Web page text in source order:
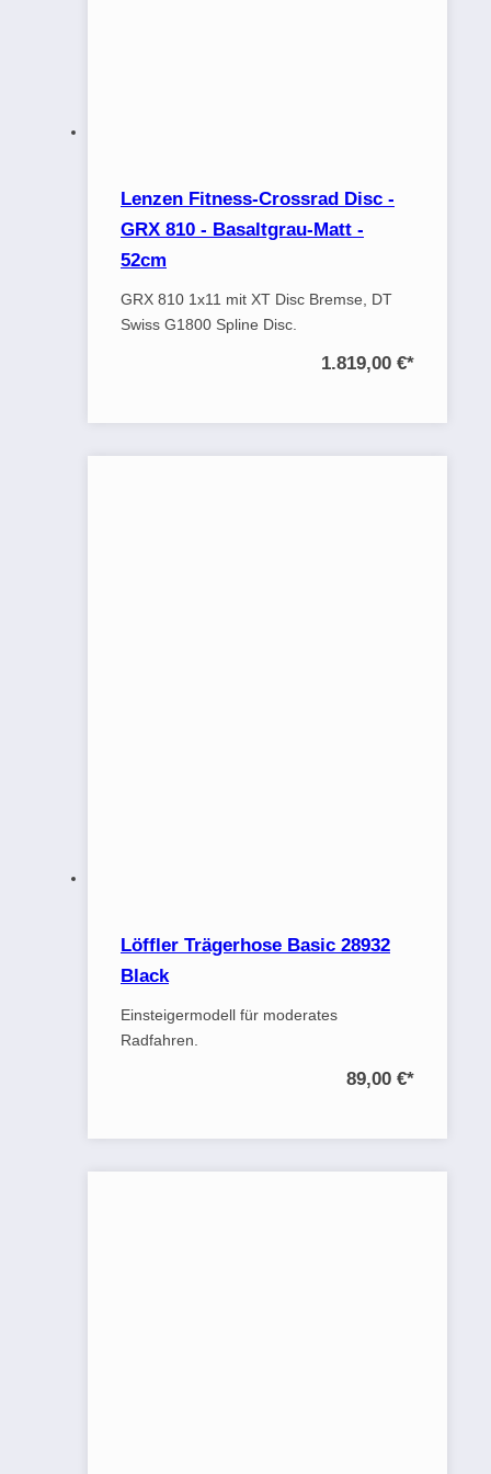
Lenzen Fitness-Crossrad Disc -
GRX 810 - Basaltgrau-Matt -
52cm
GRX 810 1x11 mit XT Disc Bremse, DT
Swiss G1800 Spline Disc.
1.819,00 €*
Löffler Trägerhose Basic 28932
Black
Einsteigermodell für moderates
Radfahren.
89,00 €*